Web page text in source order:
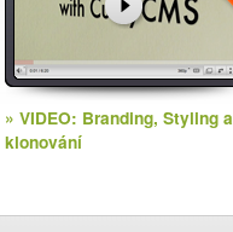
» VIDEO: Branding, Styling a
klonování